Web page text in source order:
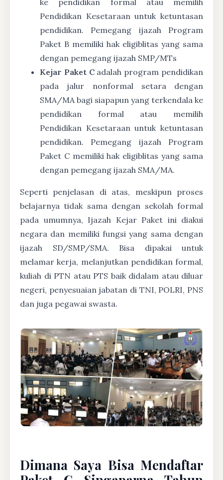
ke pendidikan formal atau memilih
Pendidikan Kesetaraan untuk ketuntasan
pendidikan. Pemegang ijazah Program
Paket B memiliki hak eligiblitas yang sama
dengan pemegang ijazah SMP/MTs
Kejar Paket Cadalah program pendidikan
pada jalur nonformal setara dengan
SMA/MA bagi siapapun yang terkendala ke
pendidikan formal atau memilih
Pendidikan Kesetaraan untuk ketuntasan
pendidikan. Pemegang ijazah Program
Paket C memiliki hak eligiblitas yang sama
dengan pemegang ijazah SMA/MA.
Seperti penjelasan di atas, meskipun proses
belajarnya tidak sama dengan sekolah formal
pada umumnya, Ijazah Kejar Paket ini diakui
negara dan memiliki fungsi yang sama dengan
ijazah SD/SMP/SMA. Bisa dipakai untuk
melamar kerja, melanjutkan pendidikan formal,
kuliah di PTN atau PTS baik didalam atau diluar
negeri, penyesuaian jabatan di TNI, POLRI, PNS
dan juga pegawai swasta.
Dimana Saya Bisa Mendaftar